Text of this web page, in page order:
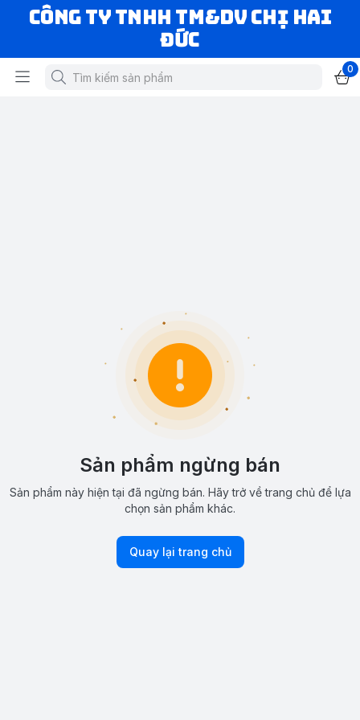
CÔNG TY TNHH TM&DV CHỊ HAI
ĐỨC
0
Sản phẩm ngừng bán
Sản phẩm này hiện tại đã ngừng bán. Hãy trở về trang chủ để lựa
chọn sản phẩm khác.
Quay lại trang chủ